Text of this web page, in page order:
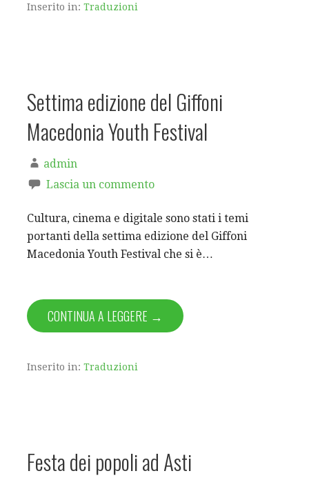
Inserito in: Traduzioni
Settima edizione del Giffoni
Macedonia Youth Festival
admin
Lascia un commento
Cultura, cinema e digitale sono stati i temi
portanti della settima edizione del Giffoni
Macedonia Youth Festival che si è…
CONTINUA A LEGGERE →
Inserito in: Traduzioni
Festa dei popoli ad Asti